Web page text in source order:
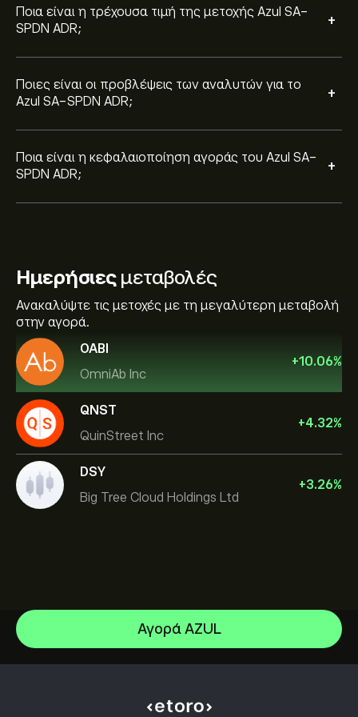
Ποια είναι η τρέχουσα τιμή της μετοχής Azul SA-
SPDN ADR;
+
Ποιες είναι οι προβλέψεις των αναλυτών για το
Azul SA-SPDN ADR;
+
Ποια είναι η κεφαλαιοποίηση αγοράς του Azul SA-
SPDN ADR;
+
Ημερήσιεςμεταβολές
Ανακαλύψτε τις μετοχές με τη μεγαλύτερη μεταβολή
στην αγορά.
OABI
OmniAb Inc
+10.06%
QNST
QuinStreet Inc
+4.32%
DSY
Big Tree Cloud Holdings Ltd
+3.26%
Αγορά AZUL
Applied Materials Inc
Κέντρο βοήθειας
Πώς λειτουργεί το CopyTrading